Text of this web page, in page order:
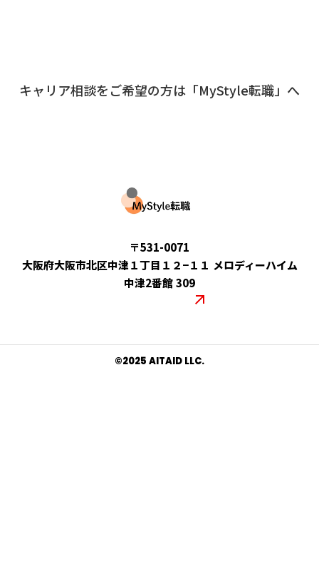
キャリア相談をご希望の方は「MyStyle転職」へ
〒531-0071
大阪府大阪市北区中津１丁目１２−１１ メロディーハイム
中津2番館 309
©︎2025 AITAID LLC.